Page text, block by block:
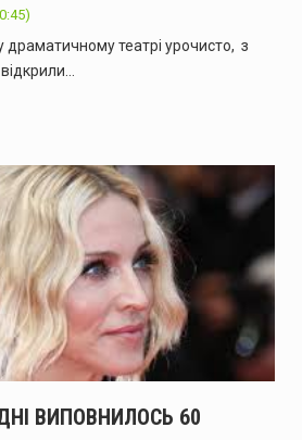
драматичному театрі урочисто, з
ВИПОВНИЛОСЬ 60